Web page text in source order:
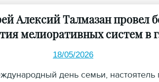
Алексий Талмазан провел
мелиоративных систем в
18/05/2026
день семьи,